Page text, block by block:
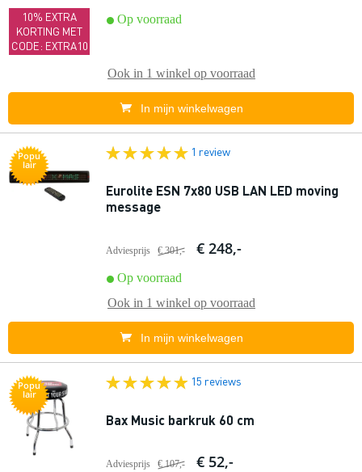
10% EXTRA
KORTING MET
CODE: EXTRA10
Op voorraad
Ook in 1 winkel op voorraad
In mijn winkelwagen
Popu
lair
1 review
Eurolite ESN 7x80 USB LAN LED moving
message
Adviesprijs € 301,- € 248,-
Op voorraad
Ook in 1 winkel op voorraad
In mijn winkelwagen
Popu
lair
15 reviews
Bax Music barkruk 60 cm
Adviesprijs € 107,- € 52,-